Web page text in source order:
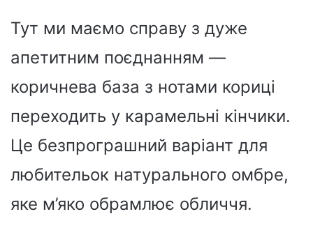
Тут ми маємо справу з дуже
апетитним поєднанням —
коричнева база з нотами кориці
переходить у карамельні кінчики.
Це безпрограшний варіант для
любительок натурального омбре,
яке м’яко обрамлює обличчя.